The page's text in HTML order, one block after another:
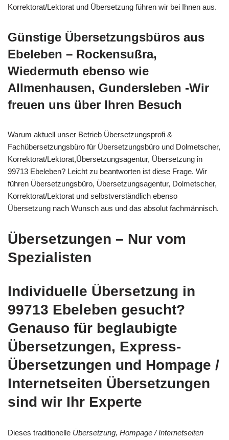
Korrektorat/Lektorat und Übersetzung führen wir bei Ihnen aus.
Günstige Übersetzungsbüros aus
Ebeleben – Rockensußra,
Wiedermuth ebenso wie
Allmenhausen, Gundersleben -Wir
freuen uns über Ihren Besuch
Warum aktuell unser Betrieb Übersetzungsprofi &
Fachübersetzungsbüro für Übersetzungsbüro und Dolmetscher,
Korrektorat/Lektorat,Übersetzungsagentur, Übersetzung in
99713 Ebeleben? Leicht zu beantworten ist diese Frage. Wir
führen Übersetzungsbüro, Übersetzungsagentur, Dolmetscher,
Korrektorat/Lektorat und selbstverständlich ebenso
Übersetzung nach Wunsch aus und das absolut fachmännisch.
Übersetzungen – Nur vom
Spezialisten
Individuelle Übersetzung in
99713 Ebeleben gesucht?
Genauso für beglaubigte
Übersetzungen, Express-
Übersetzungen und Hompage /
Internetseiten Übersetzungen
sind wir Ihr Experte
Dieses traditionelle Übersetzung, Hompage / Internetseiten